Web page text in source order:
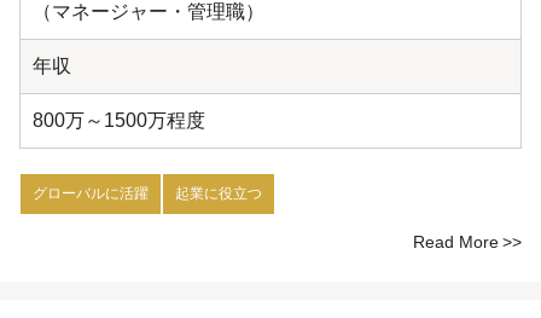
（マネージャー・管理職）
年収
800万～1500万程度
グローバルに活躍 起業に役立つ
Read More